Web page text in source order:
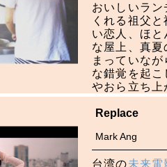
おいしいラ
くれる祖父
い恋人、ほ
な屋上、真
まっていな
な錯覚を起
やおら立ち
Replace
Mark Ang
台湾の未来電